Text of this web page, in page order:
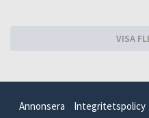
VISA
Annonsera Integritetspolicy